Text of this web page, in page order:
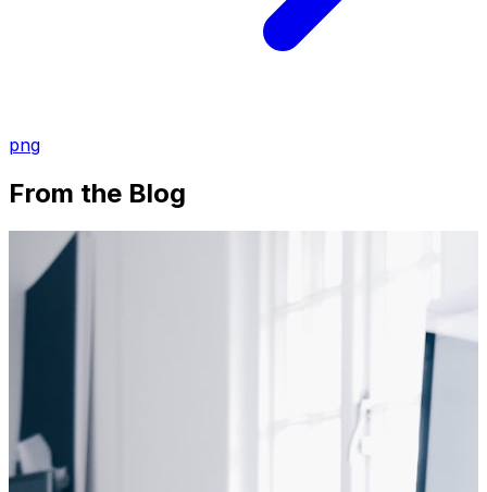
png
From the Blog